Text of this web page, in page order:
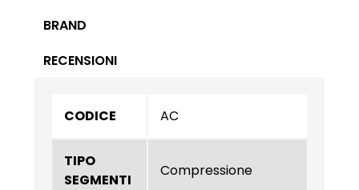
BRAND
RECENSIONI
CODICE AC
TIPO
SEGMENTI
Compressione